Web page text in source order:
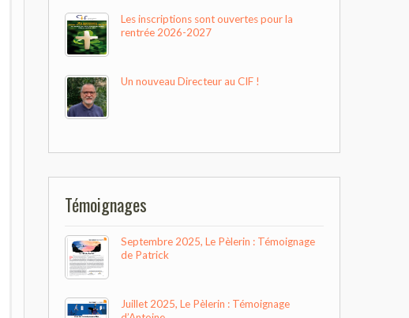
Les inscriptions sont ouvertes pour la
rentrée 2026-2027
Un nouveau Directeur au CIF !
Témoignages
Septembre 2025, Le Pèlerin : Témoignage
de Patrick
Juillet 2025, Le Pèlerin : Témoignage